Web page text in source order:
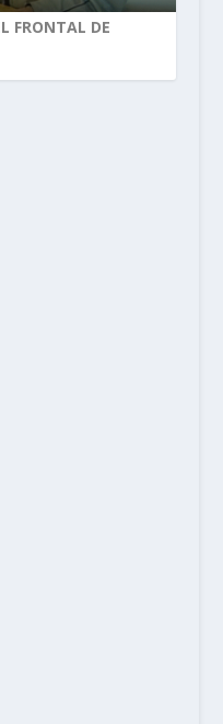
FRONTAL DE